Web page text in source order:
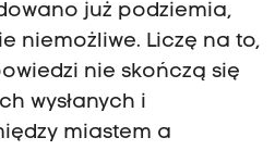
już podziemia,
niemożliwe. Liczę na to,
nie skończą się
wysłanych i
miastem a